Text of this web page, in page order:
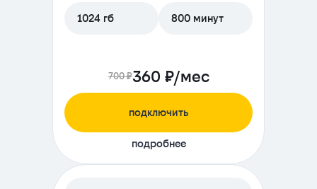
1024 гб 800 минут
700 ₽360 ₽/мес
подключить
подробнее